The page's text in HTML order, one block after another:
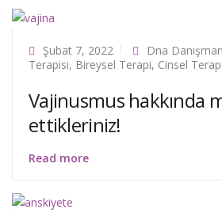
Şubat 7, 2022 Dna
Terapisi, Bireysel Terapi, Cinsel Terapi
Vajinusmus hakkında
ettikleriniz!
Read more